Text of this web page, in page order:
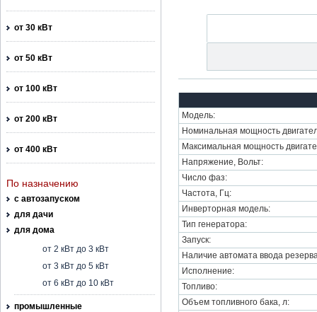
от 30 кВт
от 50 кВт
от 100 кВт
от 200 кВт
от 400 кВт
По назначению
с автозапуском
для дачи
для дома
от 2 кВт до 3 кВт
от 3 кВт до 5 кВт
от 6 кВт до 10 кВт
промышленные
Модель:
Номинальная мощность
Максимальная мощность
Напряжение, Вольт:
Число фаз:
Частота, Гц:
Инверторная модель:
Тип генератора:
Запуск:
Наличие автомата ввода
Исполнение:
Топливо:
Объем топливного бака, л: